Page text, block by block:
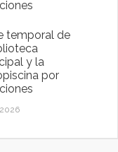
temporal de
y la
por